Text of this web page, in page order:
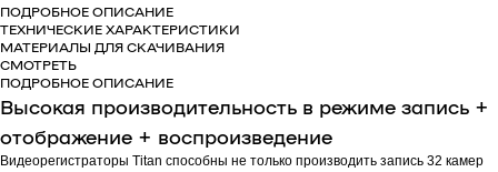
ПОДРОБНОЕ ОПИСАНИЕ
ТЕХНИЧЕСКИЕ ХАРАКТЕРИСТИКИ
МАТЕРИАЛЫ ДЛЯ СКАЧИВАНИЯ
СМОТРЕТЬ
ПОДРОБНОЕ ОПИСАНИЕ
Высокая производительность в режиме запись +
отображение + воспроизведение
Видеорегистраторы Titan способны не только производить запись 32 камер